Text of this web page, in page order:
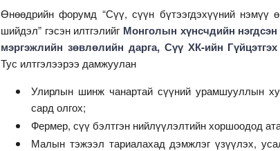
Өнөөдрийн форумд “Сүү, сүүн бүтээгдэхүүний нэмүү
шийдэл” гэсэн илтгэлийг Монголын хүнсчдийн
мэргэжлийн зөвлөлийн дарга, Сүү ХК-ийн
Тус илтгэлээрээ дамжуулан
Улирлын шинж чанартай сүүний урамшууллын
сард олгох;
Фермер, сүү бэлтгэн нийлүүлэлтийн хоршоодод
Малын тэжээл тариалахад дэмжлэг үзүүлэх,